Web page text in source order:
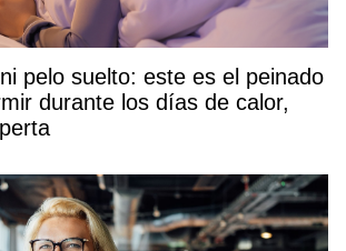
pelo suelto: este es el peinado
durante los días de calor,